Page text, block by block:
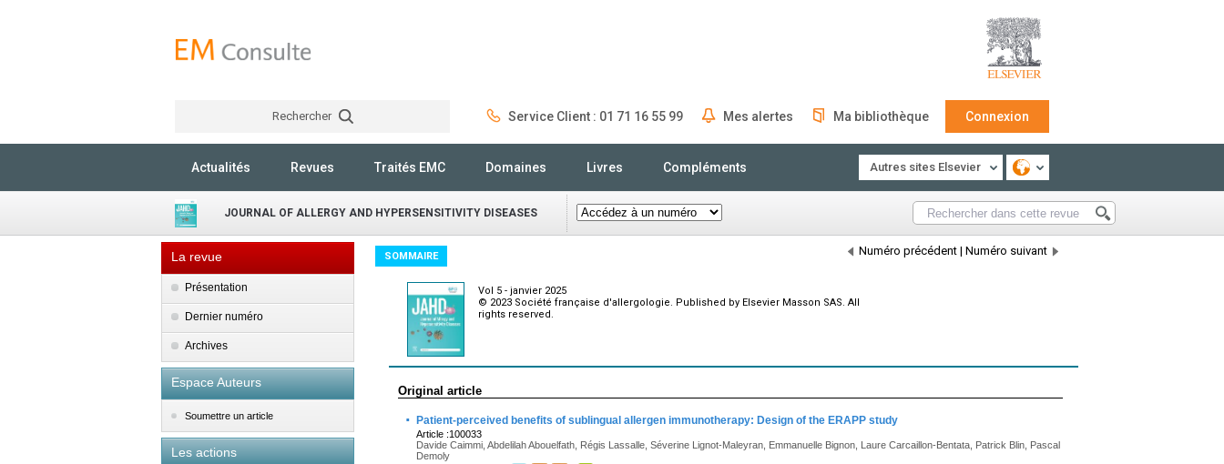
Rechercher Service Client : 01 71 16 55 99 Mes alertes Ma bibliothèque Connexion
Actualités Revues Traités EMC Domaines Livres Compléments Autres sites Elsevier
JOURNAL OF ALLERGY AND HYPERSENSITIVITY DISEASES
La revue
Présentation
Dernier numéro
Archives
Espace Auteurs
Soumettre un article
Les actions
SOMMAIRE Numéro précédent | Numéro suivant
Vol 5 - janvier 2025
© 2023 Société française d'allergologie. Published by Elsevier Masson SAS. All
rights reserved.
Original article
· Patient-perceived benefits of sublingual allergen immunotherapy: Design of the ERAPP study
Article :100033
Davide Caimmi, Abdelilah Abouelfath, Régis Lassalle, Séverine Lignot-Maleyran, Emmanuelle Bignon, Laure Carcaillon-Bentata, Patrick Blin, Pascal
Demoly